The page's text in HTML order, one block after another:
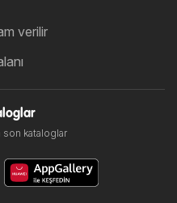
verilir
kataloglar